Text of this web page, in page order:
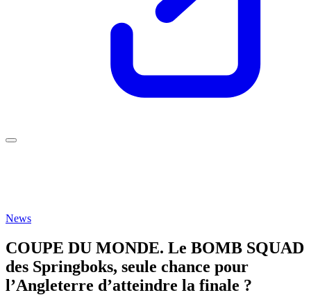
News
COUPE DU MONDE. Le BOMB SQUAD
des Springboks, seule chance pour
l’Angleterre d’atteindre la finale ?